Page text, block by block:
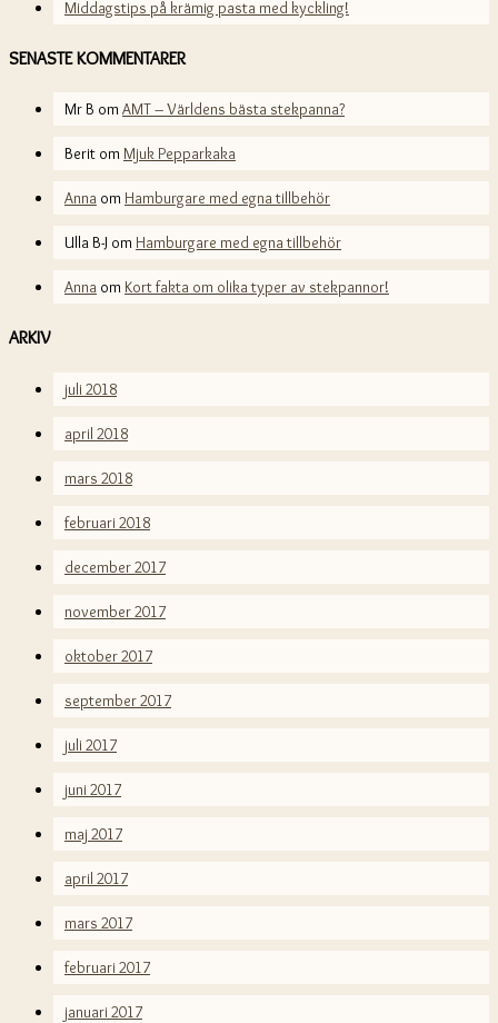
Middagstips på krämig pasta med kyckling!
SENASTE KOMMENTARER
Mr B omAMT – Världens bästa stekpanna?
Berit omMjuk Pepparkaka
Anna om Hamburgare med egna tillbehör
Ulla B-J om Hamburgare med egna tillbehör
Anna om Kort fakta om olika typer av stekpannor!
ARKIV
juli 2018
april 2018
mars 2018
februari 2018
december 2017
november 2017
oktober 2017
september 2017
juli 2017
juni 2017
maj 2017
april 2017
mars 2017
februari 2017
januari 2017